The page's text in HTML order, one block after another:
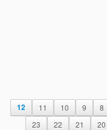
8
9
10
11
12
20
21
22
23